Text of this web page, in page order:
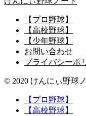
【プロ野球】
【高校野球】
【少年野球】
お問い合わせ
プライバシーポ
© 2020 けんにぃ野球
【プロ野球】
【高校野球】